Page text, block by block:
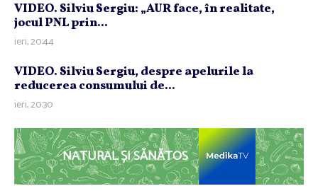
VIDEO. Silviu Sergiu: „AUR face, în realitate,
jocul PNL prin...
ieri, 20:44
VIDEO. Silviu Sergiu, despre apelurile la
reducerea consumului de...
ieri, 20:30
NATURAL ȘI SĂNĂTOS